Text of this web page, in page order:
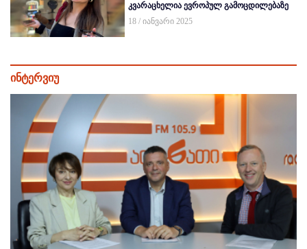
კვარაცხელია ევროპულ გამოცდილებაზე
18 / იანვარი 2025
ინტერვიუ